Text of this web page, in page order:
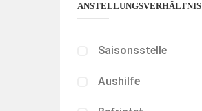
ANSTELLUNGSVERHÄLTNIS
Saisonsstelle
Aushilfe